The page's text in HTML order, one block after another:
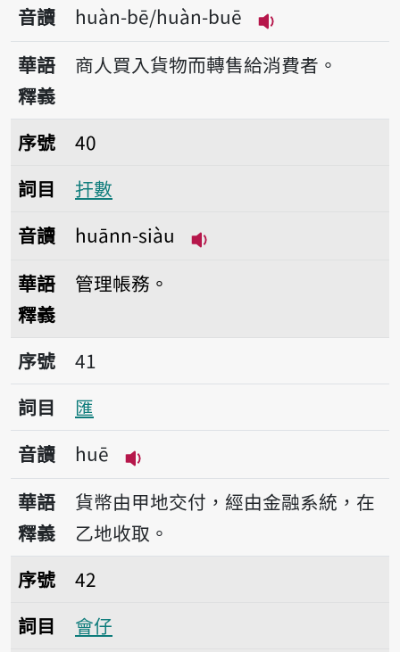
音讀
huàn-bē/huàn-buē
播放音讀huàn-
華語
釋義
商人買入貨物而轉售給消費者。
序號40扞數
序號
40
詞目
扞數
音讀
huānn-siàu
華語
釋義
管理帳務。
序號41匯
序號
41
詞目
匯
音讀
huē
播放音讀huē
華語
釋義
貨幣由甲地交付，經由金融系統，在
乙地收取。
序號42會仔
序號
42
詞目
會仔